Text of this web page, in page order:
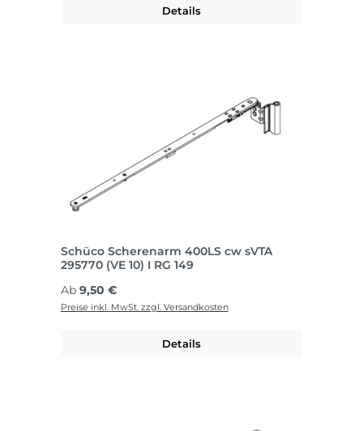
Details
Schüco Scherenarm 400LS cw sVTA
295770 (VE 10) I RG 149
Regulärer Preis:
Ab 9,50 €
Preise inkl. MwSt. zzgl. Versandkosten
Details